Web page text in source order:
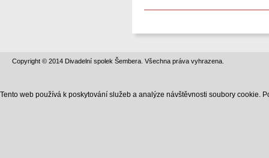
Copyright © 2014 Divadelní spolek Šembera. Všechna práva vyhrazena.
Tento web používá k poskytování služeb a analýze návštěvnosti soubory cookie.